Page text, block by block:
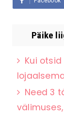
Päike
Kui
Need 3